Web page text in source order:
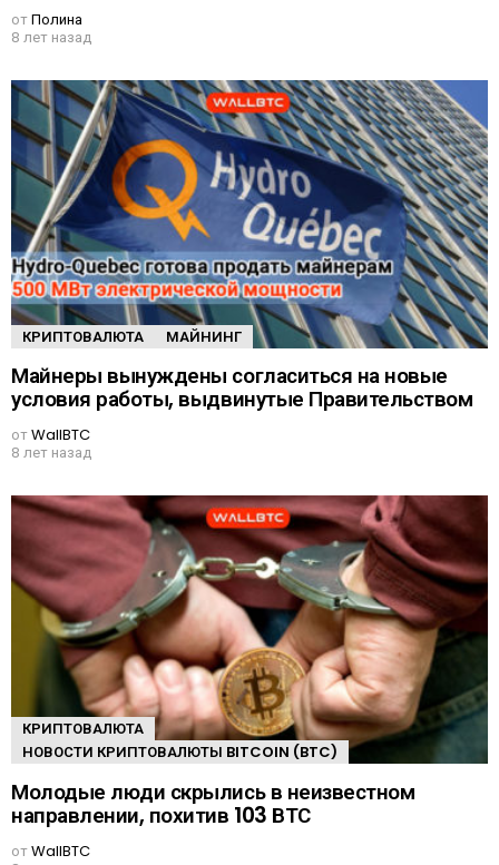
отПолина
8 лет назад
КРИПТОВАЛЮТА МАЙНИНГ
Майнеры вынуждены согласиться на новые
условия работы, выдвинутые Правительством
отWallBTC
8 лет назад
КРИПТОВАЛЮТА
НОВОСТИ КРИПТОВАЛЮТЫ BITCOIN (BTC)
Молодые люди скрылись в неизвестном
направлении, похитив 103 ВТС
отWallBTC